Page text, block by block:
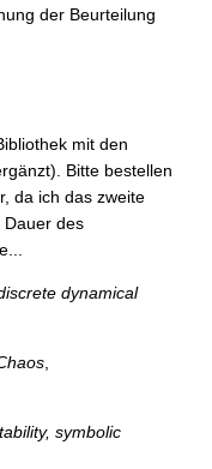
der Beurteilung
mit den
Bitte bestellen
da ich das zweite
Dauer des
dynamical
symbolic